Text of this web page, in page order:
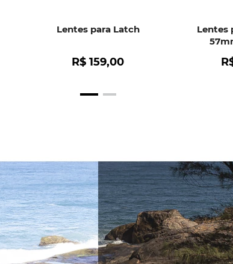
Lentes para Latch
R$ 159,00
Lentes